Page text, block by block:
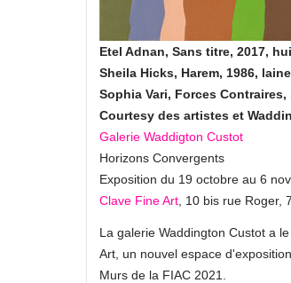
Etel Adnan, Sans titre, 2017,
Sheila Hicks, Harem, 1986,
Sophia Vari, Forces Contraires,
Courtesy des artistes et
Galerie Waddigton Custot
Horizons Convergents
Exposition du 19 octobre au 6
Clave Fine Art , 10 bis rue Roger,
La galerie Waddington Custot a
Art, un nouvel espace
Murs de la FIAC 2021.